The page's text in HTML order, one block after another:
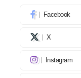
Facebook
X
Instagram